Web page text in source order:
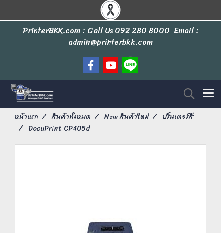
PrinterBKK.com : Call Us092 280 8000 Email :
admin@printerbkk.com
หน้าแรก สินค้าทั้งหมด New สินค้าใหม่
ปริ้นเตอร์สี
DocuPrint CP405d